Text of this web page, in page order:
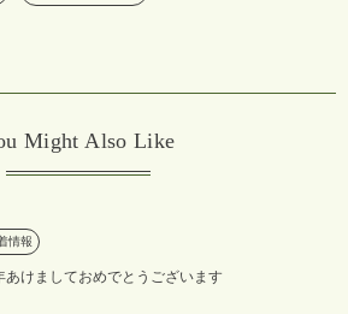
Might Also Like
情報
あけましておめでとうございます